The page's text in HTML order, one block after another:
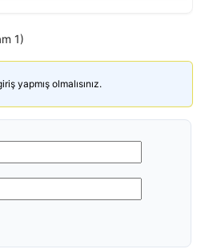
1)
yapmış olmalısınız.